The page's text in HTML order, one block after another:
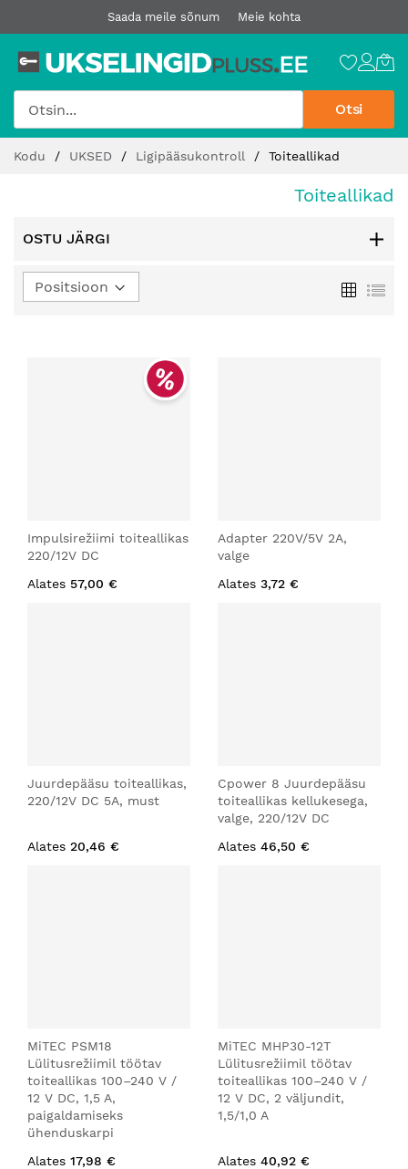
Saada meile sõnum Meie kohta
Otsi
sisu
Kodu UKSED Ligipääsukontroll Toiteallikad
Toiteallikad
OSTU JÄRGI
Impulsirežiimi toiteallikas
220/12V DC
Alates 57,00 €
Adapter 220V/5V 2A,
valge
Alates 3,72 €
Juurdepääsu toiteallikas,
220/12V DC 5A, must
Alates 20,46 €
Cpower 8 Juurdepääsu
toiteallikas kellukesega,
valge, 220/12V DC
Alates 46,50 €
MiTEC PSM18
Lülitusrežiimil töötav
toiteallikas 100–240 V /
12 V DC, 1,5 A,
paigaldamiseks
ühenduskarpi
Alates 17,98 €
MiTEC MHP30-12T
Lülitusrežiimil töötav
toiteallikas 100–240 V /
12 V DC, 2 väljundit,
1,5/1,0 A
Alates 40,92 €